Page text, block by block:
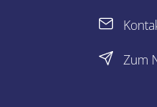
Zum